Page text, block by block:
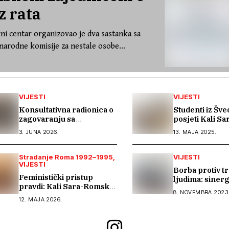
rata
centar organizovao je dva sastanka sa
komisije za nestale osobe...
VIJESTI
Konsultativna radionica o
zagovaranju sa
organizacijama i
aktivistkinjama Romkinja i
Sintkinja
3. JUNA 2026.
VIJESTI
Studenti iz
posjeti Kali
Romskom
centru
13. MAJA 2025.
Stradanje Roma 1992–1995
VIJESTI
Feministički pristup
pravdi: Kali Sara-Romski
informativni centar na na
regionalnom susretu
12. MAJA 2026.
VIJESTI
Borba protiv
ljudima:
sektora,
zajednice
8. NOVEMBRA 2023.